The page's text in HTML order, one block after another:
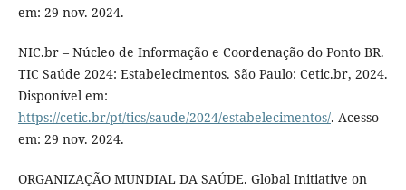
em: 29 nov. 2024.
NIC.br – Núcleo de Informação e Coordenação do Ponto BR.
TIC Saúde 2024: Estabelecimentos. São Paulo: Cetic.br, 2024.
Disponível em:
https://cetic.br/pt/tics/saude/2024/estabelecimentos/. Acesso
em: 29 nov. 2024.
ORGANIZAÇÃO MUNDIAL DA SAÚDE. Global Initiative on